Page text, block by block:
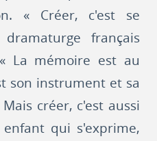
« Créer, c'est se
français
La mémoire est au
son instrument et sa
créer, c'est aussi
qui s'exprime,